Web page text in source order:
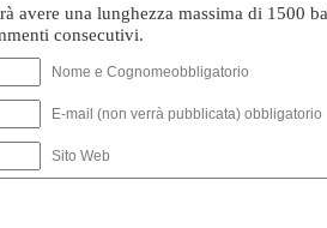
avere una lunghezza massima di 1500
consecutivi.
Nome e Cognomeobbligatorio
E-mail (non verrà pubblicata) obbligatorio
Sito Web